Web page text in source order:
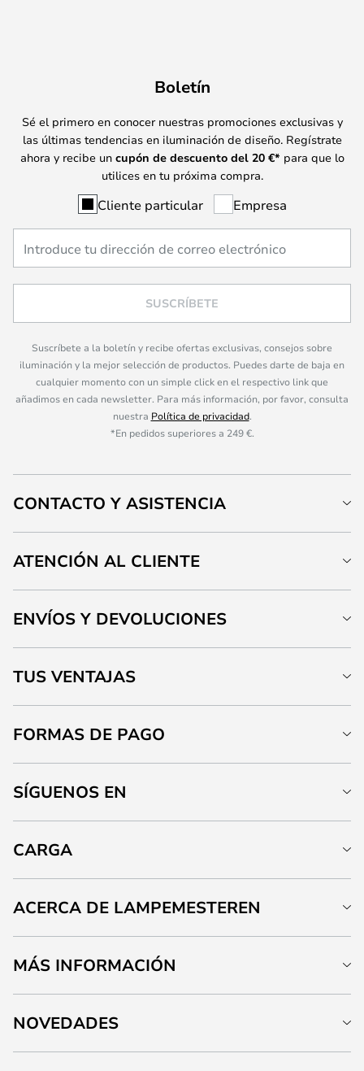
Boletín
Sé el primero en conocer nuestras promociones exclusivas y
las últimas tendencias en iluminación de diseño. Regístrate
ahora y recibe un cupón de descuento del 20 €* para que lo
utilices en tu próxima compra.
Cliente particular Empresa
SUSCRÍBETE
Suscríbete a la boletín y recibe ofertas exclusivas, consejos sobre
iluminación y la mejor selección de productos. Puedes darte de baja en
cualquier momento con un simple click en el respectivo link que
añadimos en cada newsletter. Para más información, por favor, consulta
nuestra Política de privacidad.
*En pedidos superiores a 249 €.
CONTACTO Y ASISTENCIA
ATENCIÓN AL CLIENTE
ENVÍOS Y DEVOLUCIONES
TUS VENTAJAS
FORMAS DE PAGO
SÍGUENOS EN
CARGA
ACERCA DE LAMPEMESTEREN
MÁS INFORMACIÓN
NOVEDADES